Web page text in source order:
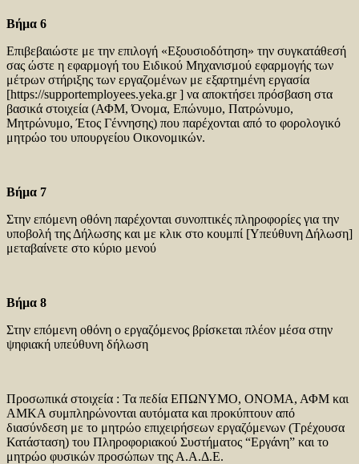
Βήμα 6
Επιβεβαιώστε με την επιλογή «Εξουσιοδότηση» την συγκατάθεσή
σας ώστε η εφαρμογή του Ειδικού Μηχανισμού εφαρμογής των
μέτρων στήριξης των εργαζομένων με εξαρτημένη εργασία
[https://supportemployees.yeka.gr ] να αποκτήσει πρόσβαση στα
βασικά στοιχεία (ΑΦΜ, Όνομα, Επώνυμο, Πατρώνυμο,
Μητρώνυμο, Έτος Γέννησης) που παρέχονται από το φορολογικό
μητρώο του υπουργείου Οικονομικών.
Βήμα 7
Στην επόμενη οθόνη παρέχονται συνοπτικές πληροφορίες για την
υποβολή της Δήλωσης και με κλικ στο κουμπί [Υπεύθυνη Δήλωση]
μεταβαίνετε στο κύριο μενού
Βήμα 8
Στην επόμενη οθόνη ο εργαζόμενος βρίσκεται πλέον μέσα στην
ψηφιακή υπεύθυνη δήλωση
Προσωπικά στοιχεία : Τα πεδία ΕΠΩΝΥΜΟ, ΟΝΟΜΑ, ΑΦΜ και
ΑΜΚΑ συμπληρώνονται αυτόματα και προκύπτουν από
διασύνδεση με το μητρώο επιχειρήσεων εργαζόμενων (Τρέχουσα
Κατάσταση) του Πληροφοριακού Συστήματος “Εργάνη” και το
μητρώο φυσικών προσώπων της Α.Α.Δ.Ε.